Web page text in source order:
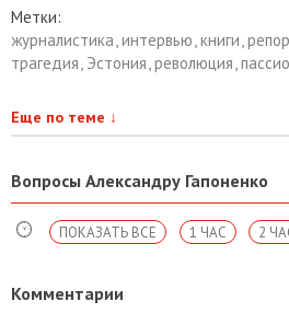
Метки:
журналистика,интервью,книги,
трагедия, Эстония,революция,
Еще по теме ↓
Вопросы Александру Гапоненко
2
1 ЧАС
ПОКАЗАТЬ ВСЕ
Комментарии